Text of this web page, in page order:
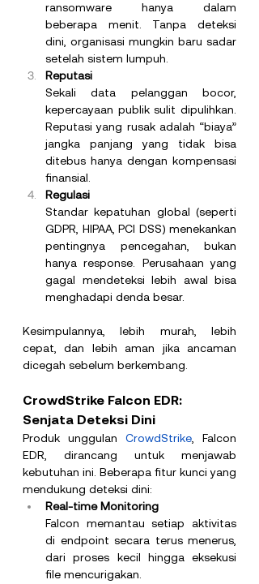
ransomware hanya dalam
beberapa menit. Tanpa deteksi
dini, organisasi mungkin baru sadar
setelah sistem lumpuh.
Reputasi
Sekali data pelanggan bocor,
kepercayaan publik sulit dipulihkan.
Reputasi yang rusak adalah “biaya”
jangka panjang yang tidak bisa
ditebus hanya dengan kompensasi
finansial.
Regulasi
Standar kepatuhan global (seperti
GDPR, HIPAA, PCI DSS) menekankan
pentingnya pencegahan, bukan
hanya response. Perusahaan yang
gagal mendeteksi lebih awal bisa
menghadapi denda besar.
Kesimpulannya, lebih murah, lebih
cepat, dan lebih aman jika ancaman
dicegah sebelum berkembang.
CrowdStrike Falcon EDR:
Senjata Deteksi Dini
Produk unggulan CrowdStrike , Falcon
EDR, dirancang untuk menjawab
kebutuhan ini. Beberapa fitur kunci yang
mendukung deteksi dini:
Real-time Monitoring
Falcon memantau setiap aktivitas
di endpoint secara terus menerus,
dari proses kecil hingga eksekusi
file mencurigakan.